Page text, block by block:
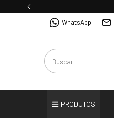
WhatsApp
PRODUTOS